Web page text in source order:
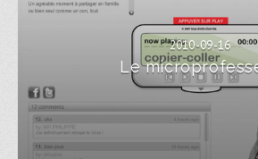
2010-09-16
Le